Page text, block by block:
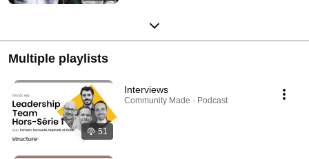
Multiple playlists
51
Interviews
Community Made · Podcast